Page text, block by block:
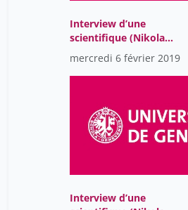
Interview d’une
scientifique (Nikola
Simpson) - 3
mercredi 6 février 2019
Interview d’une